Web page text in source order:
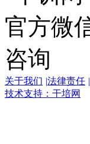
关于我们 |法律责任 |
技术支持：干培网